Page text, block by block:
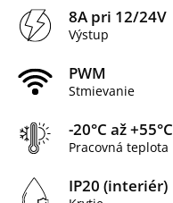
8A pri 12/24V
Výstup
PWM
Stmievanie
-20°C až +55°C
Pracovná teplota
IP20 (interiér)